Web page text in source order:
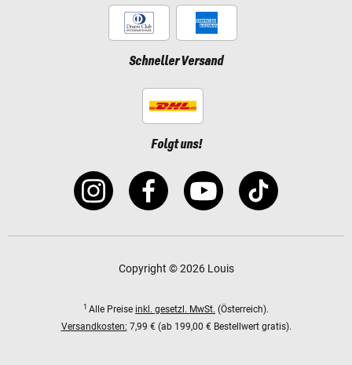
Schneller Versand
Folgt uns!
Copyright © 2026 Louis
1 Alle Preise inkl. gesetzl. MwSt. (Österreich).
Versandkosten: 7,99 € (ab 199,00 € Bestellwert gratis).